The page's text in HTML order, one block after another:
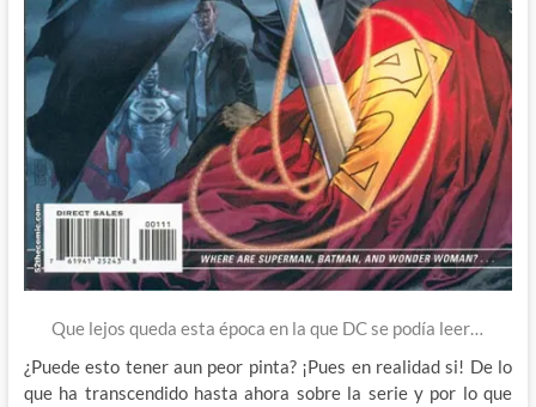
Que lejos queda esta época en la que DC se podía leer…
¿Puede esto tener aun peor pinta? ¡Pues en realidad si! De lo
que ha transcendido hasta ahora sobre la serie y por lo que